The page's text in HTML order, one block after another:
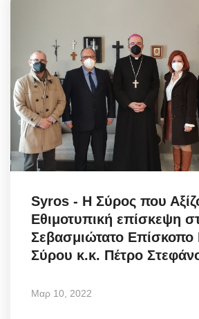
Syros - Η Σύρος που
Εθιμοτυπική επίσκεψη
Σεβασμιώτατο Επίσκοπο
Σύρου κ.κ. Πέτρο
Μαρ 10, 2022